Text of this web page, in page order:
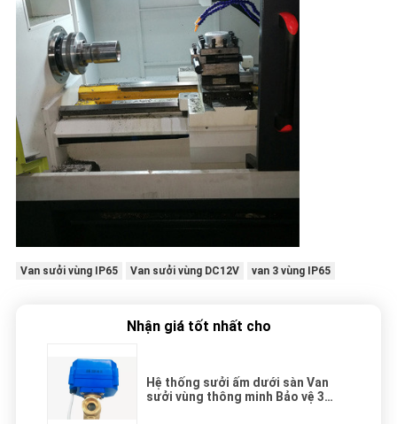
Van sưởi vùng IP65 Van sưởi vùng DC12V van 3 vùng IP65
Nhận giá tốt nhất cho
Hệ thống sưởi ấm dưới sàn Van
sưởi vùng thông minh Bảo vệ 3